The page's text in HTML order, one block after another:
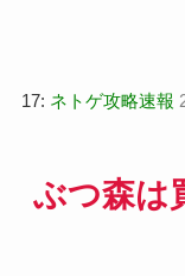
17: ネトゲ攻略速報
ぶつ森は